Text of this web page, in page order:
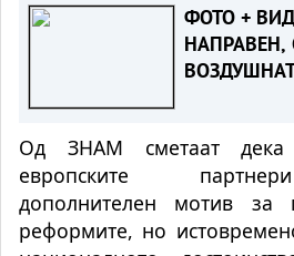
ФОТО +
НАПРАВЕН,
спремаат
Од ЗНАМ сметаат дека
европските
дополнителен мотив за
реформите, но